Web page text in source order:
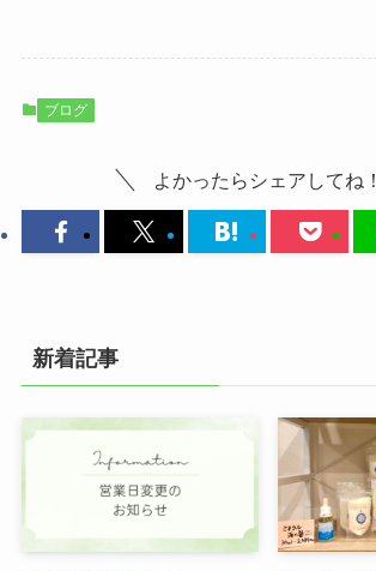
ブログ
よかったらシェアしてね！
新着記事